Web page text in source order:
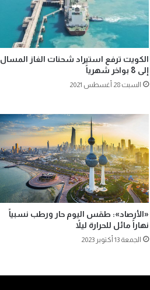
الكويت ترفع استيراد شحنات الغاز المسال
إلى 8 بواخر شهرياً
السبت 28 أغسطس 2021
«الأرصاد»: طقس اليوم حار ورطب نسبياً
نهاراً مائل للحرارة ليلاً
الجمعة 13 أكتوبر 2023